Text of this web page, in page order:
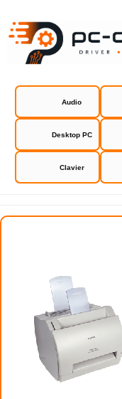
Audio
Desktop PC
Clavier